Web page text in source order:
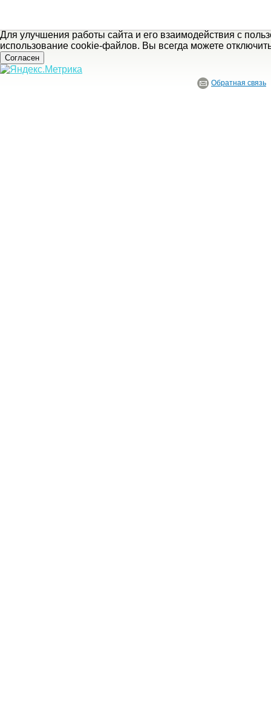
Для улучшения работы сайта и его взаимодействия с
использование cookie-файлов. Вы всегда можете
Согласен
Обратная связь